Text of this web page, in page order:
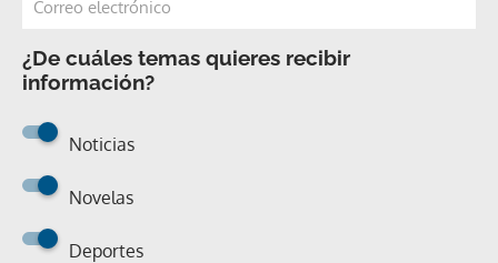
¿De cuáles temas quieres recibir
información?
Noticias
Novelas
Deportes